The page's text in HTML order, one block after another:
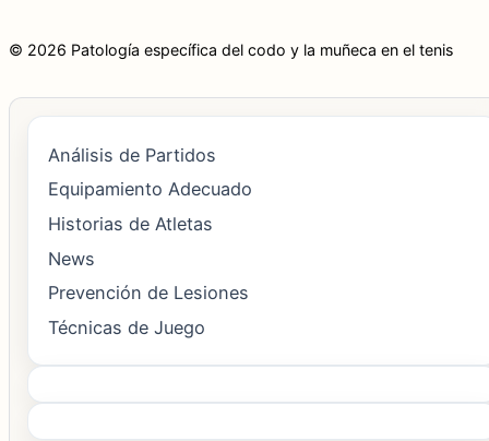
© 2026 Patología específica del codo y la muñeca en el tenis
Análisis de Partidos
Equipamiento Adecuado
Historias de Atletas
News
Prevención de Lesiones
Técnicas de Juego